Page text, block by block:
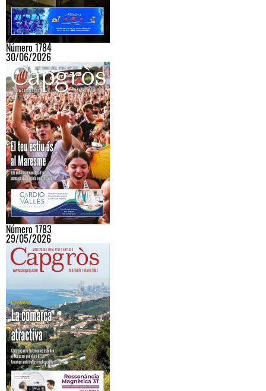
Número 1784
30/06/2026
Número 1783
29/05/2026